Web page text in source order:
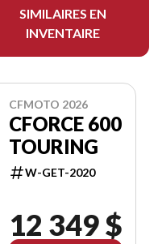
SIMILAIRES EN
INVENTAIRE
CFMOTO 2026
CFORCE 600
TOURING
W-GET-2020
12 349 $